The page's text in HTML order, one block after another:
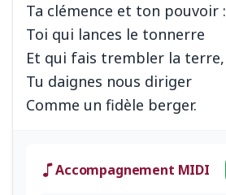
Ta clémence et ton pouvoir :
Toi qui lances le tonnerre
Et qui fais trembler la terre,
Tu daignes nous diriger
Accompagnement MIDI